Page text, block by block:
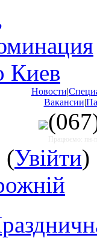
Новости|
Вакансии|
Працюємо: пн-
(Увійти)